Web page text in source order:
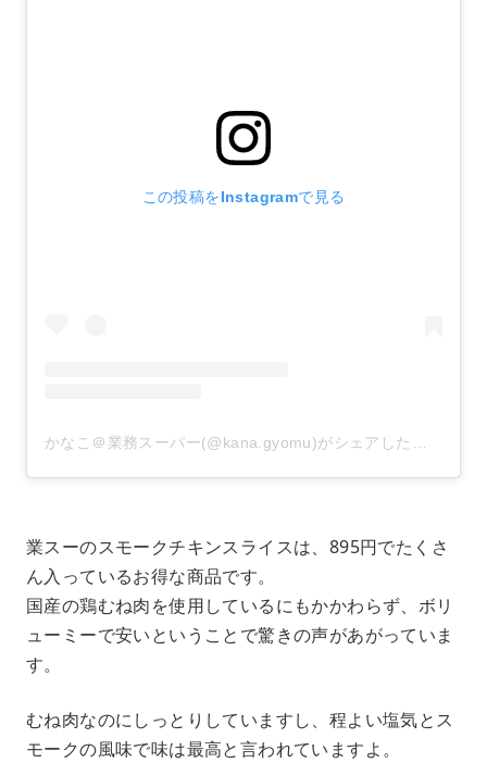
この投稿をInstagramで見る
かなこ＠業務スーパー(@kana.gyomu)がシェアした投稿
業スーのスモークチキンスライスは、895円でたくさ
ん入っているお得な商品です。
国産の鶏むね肉を使用しているにもかかわらず、ボリ
ューミーで安いということで驚きの声があがっていま
す。
むね肉なのにしっとりしていますし、程よい塩気とス
モークの風味で味は最高と言われていますよ。